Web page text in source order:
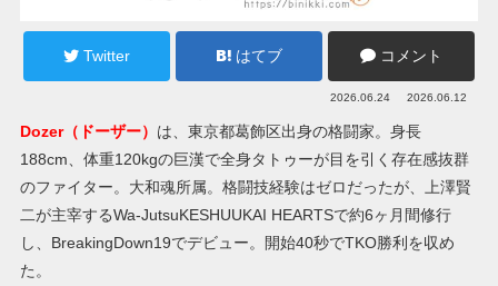
Twitter はてブ コメント
2026.06.24 2026.06.12
Dozer（ドーザー） は、東京都葛飾区出身の格闘家。身長
188cm、体重120kgの巨漢で全身タトゥーが目を引く存在感抜群
のファイター。大和魂所属。格闘技経験はゼロだったが、上澤賢
二が主宰するWa-JutsuKESHUUKAI HEARTSで約6ヶ月間修行
し、BreakingDown19でデビュー。開始40秒でTKO勝利を収め
た。